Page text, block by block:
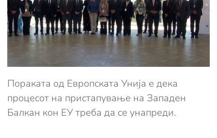
Пораката од Европската Унија е дека
процесот на пристапување на Западен
Балкан кон ЕУ треба да се унапреди.